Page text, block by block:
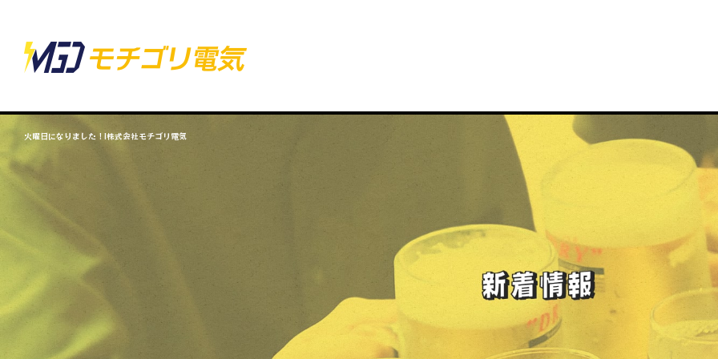
火曜日になりました！|株式会社モチゴリ電気